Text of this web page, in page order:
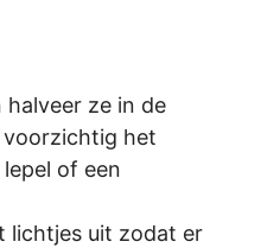
halveer ze in de
voorzichtig het
of een
lichtjes uit zodat er